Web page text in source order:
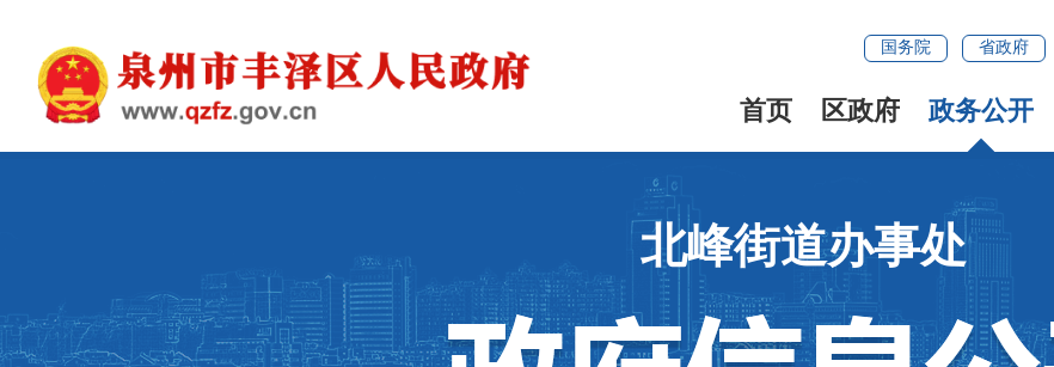
国务院 省政府
首页 区政府 政务公开
北峰街道办事处